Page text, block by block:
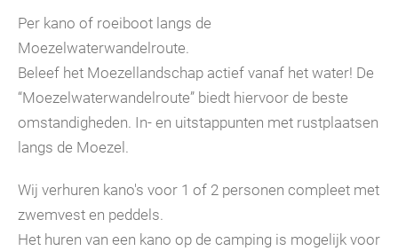
Per kano of roeiboot langs de
Moezelwaterwandelroute.
Beleef het Moezellandschap actief vanaf het water! De
“Moezelwaterwandelroute” biedt hiervoor de beste
omstandigheden. In- en uitstappunten met rustplaatsen
langs de Moezel.
Wij verhuren kano's voor 1 of 2 personen compleet met
zwemvest en peddels.
Het huren van een kano op de camping is mogelijk voor